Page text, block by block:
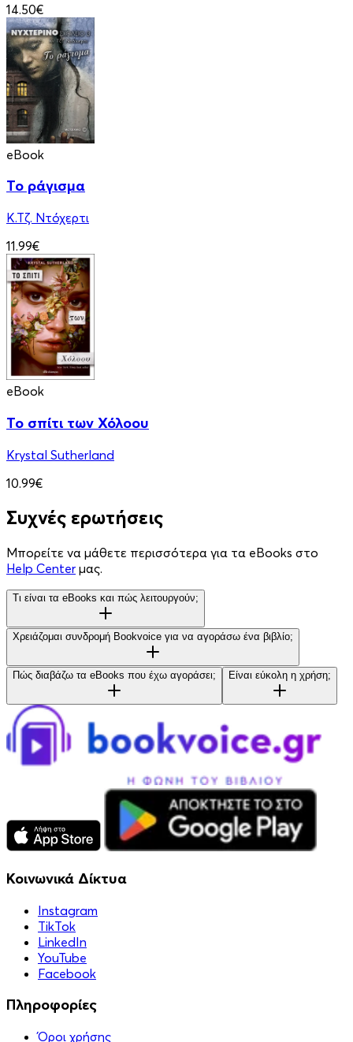
14.50€
eBook
Το ράγισμα
Κ.Τζ. Ντόχερτι
11.99€
eBook
Το σπίτι των Χόλοου
Krystal Sutherland
10.99€
Συχνές ερωτήσεις
Μπορείτε να μάθετε περισσότερα για τα eBooks στο
Help Center μας.
Τι είναι τα eBooks και πώς λειτουργούν;
Χρειάζομαι συνδρομή Bookvoice για να αγοράσω ένα βιβλίο;
Πώς διαβάζω τα eBooks που έχω αγοράσει; Είναι εύκολη η χρήση;
Κοινωνικά Δίκτυα
Instagram
TikTok
LinkedIn
YouTube
Facebook
Πληροφορίες
Όροι χρήσης